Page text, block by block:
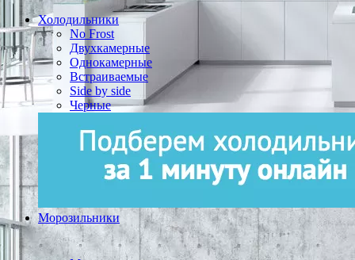
Холодильники
No Frost
Двухкамерные
Однокамерные
Встраиваемые
Side by side
Черные
Морозильники